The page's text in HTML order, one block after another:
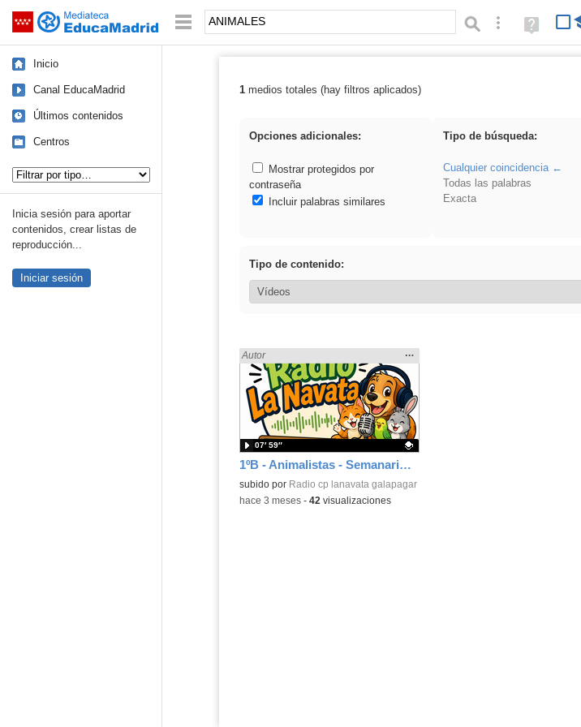
Saltar navegación Palabra o frase: Búsqueda avanzada
Ayuda
(en
Inicio
Canal EducaMadrid
Últimos contenidos
Centros
Inicia sesión para aportar
contenidos, crear listas de
reproducción...
Iniciar sesión
Resultados de: ANIMALES
1medios totales (hay filtros aplicados)
Opciones adicionales:
Mostrar protegidos por
contraseña
Incluir palabras similares
Tipo de búsqueda:
Cualquier coincidencia
Todas las palabras
Exacta
Tipo de contenido:
1ºB - Animalistas - Semanario 1 - 2026 [ERROR DE EDICIÓN - COMIENZA EN 3:41]
Encontrado «ANIMALES» en:
Autor
Mostrar
la
ubicación
de la
búsqueda
…
Contenido educativo.
subido por Radio cp lanavata galapagar
07′ 59″
-hace 3 meses- 42 visualizaciones